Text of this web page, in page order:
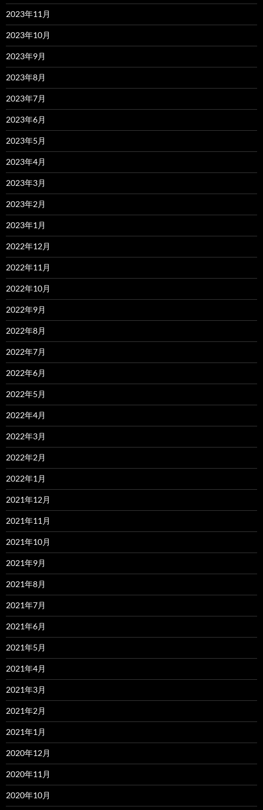
2023年11月
2023年10月
2023年9月
2023年8月
2023年7月
2023年6月
2023年5月
2023年4月
2023年3月
2023年2月
2023年1月
2022年12月
2022年11月
2022年10月
2022年9月
2022年8月
2022年7月
2022年6月
2022年5月
2022年4月
2022年3月
2022年2月
2022年1月
2021年12月
2021年11月
2021年10月
2021年9月
2021年8月
2021年7月
2021年6月
2021年5月
2021年4月
2021年3月
2021年2月
2021年1月
2020年12月
2020年11月
2020年10月